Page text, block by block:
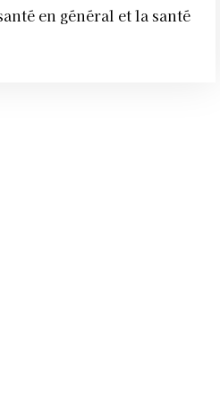
en général et la santé